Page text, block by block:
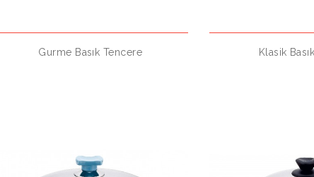
Gurme Basık Tencere Klasik